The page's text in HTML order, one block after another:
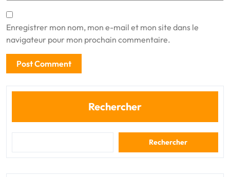
Enregistrer mon nom, mon e-mail et mon site dans le
navigateur pour mon prochain commentaire.
Rechercher
Rechercher